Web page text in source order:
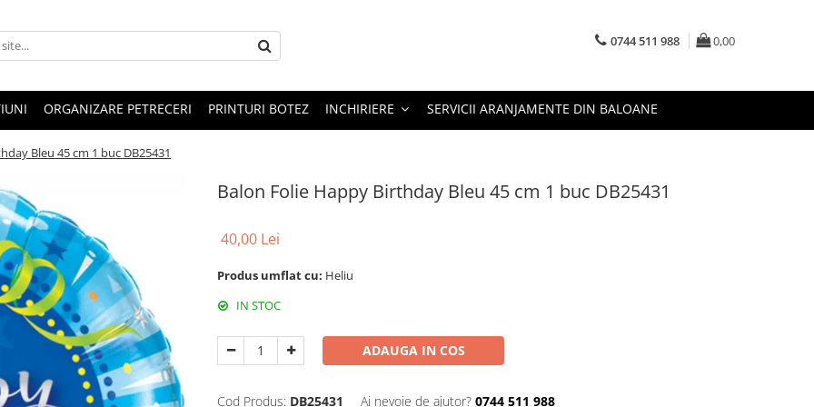
0744 511 988 0,00
ORGANIZARE PETRECERI PRINTURI BOTEZ INCHIRIERE SERVICII ARANJAMENTE DIN BALOANE
Bleu 45 cm 1 buc DB25431
Balon Folie Happy Birthday Bleu 45 cm 1 buc DB25431
40,00 Lei
Produs umflat cu: Heliu
IN STOC
ADAUGA IN COS
Cod Produs: DB25431 Ai nevoie de ajutor? 0744 511 988